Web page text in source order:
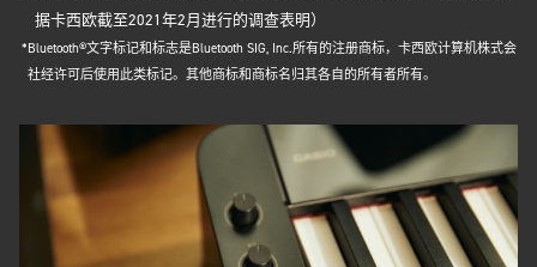
据卡西欧截至2021年2月进行的调查表明）
*Bluetooth®文字标记和标志是Bluetooth SIG, Inc.所有的注册商标，卡西欧计算机株式会
社经许可后使用此类标记。其他商标和商标名归其各自的所有者所有。